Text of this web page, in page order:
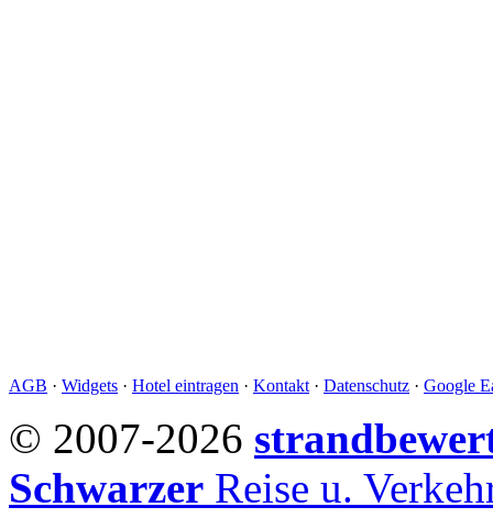
AGB · Widgets · Hotel eintragen · Kontakt · Datenschutz · Google
© 2007-2026
Schwarzer Reise u.